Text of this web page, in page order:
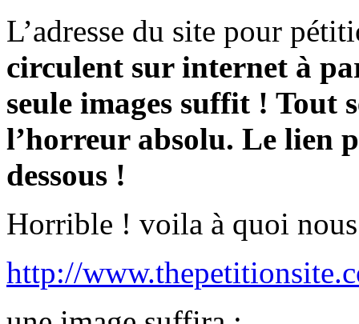
L’adresse du site pour
circulent sur internet à
seule images suffit ! Tout
l’horreur absolu. Le lien
dessous !
Horrible ! voila à quoi
http://